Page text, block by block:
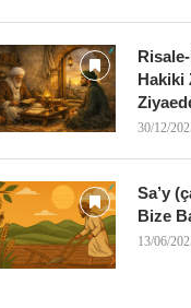
Hakiki
30/12/
Sa’y
Bize
13/06/